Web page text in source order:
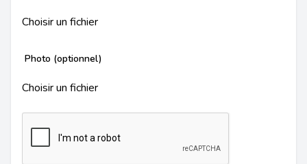
Choisir un fichier
Photo (optionnel)
Choisir un fichier